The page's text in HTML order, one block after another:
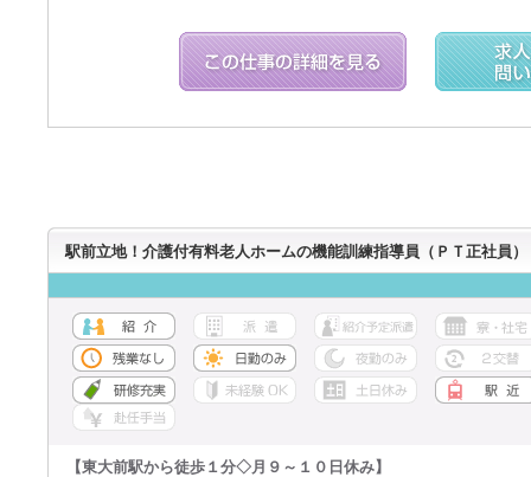
駅前立地！介護付有料老人ホームの機能訓練指導員（ＰＴ正社員）
【東大前駅から徒歩１分◇月９～１０日休み】